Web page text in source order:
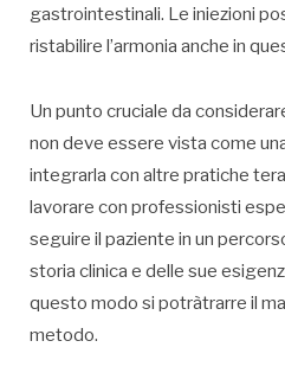
gastrointestinali. Le iniezioni
ristabilire l’armonia anche in
Un punto cruciale da
non deve essere vista come
integrarla con altre pratiche
lavorare con professionisti
seguire il paziente in un
storia clinica e delle sue
questo modo si potràtrarre il
metodo.